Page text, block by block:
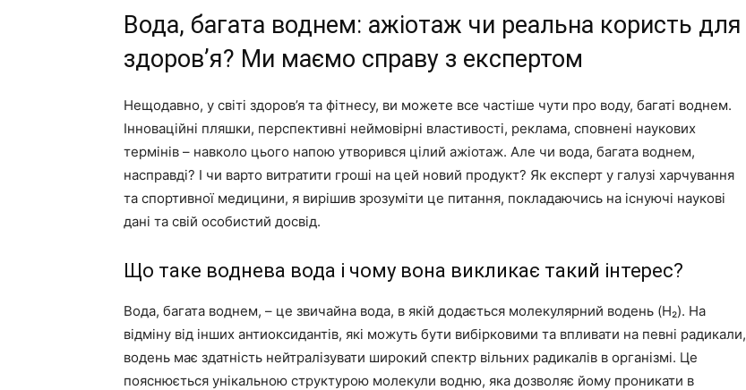
Вода, багата воднем: ажіотаж чи реальна користь для
здоров’я? Ми маємо справу з експертом
Нещодавно, у світі здоров’я та фітнесу, ви можете все частіше чути про воду, багаті воднем.
Інноваційні пляшки, перспективні неймовірні властивості, реклама, сповнені наукових
термінів – навколо цього напою утворився цілий ажіотаж. Але чи вода, багата воднем,
насправді? І чи варто витратити гроші на цей новий продукт? Як експерт у галузі харчування
та спортивної медицини, я вирішив зрозуміти це питання, покладаючись на існуючі наукові
дані та свій особистий досвід.
Що таке воднева вода і чому вона викликає такий інтерес?
Вода, багата воднем, – це звичайна вода, в якій додається молекулярний водень (H₂). На
відміну від інших антиоксидантів, які можуть бути вибірковими та впливати на певні радикали,
водень має здатність нейтралізувати широкий спектр вільних радикалів в організмі. Це
пояснюється унікальною структурою молекули водню, яка дозволяє йому проникати в